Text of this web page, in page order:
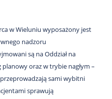
w Wieluniu wyposażony jest
nadzoru
są na Oddział na
oraz w trybie nagłym –
sami wybitni
sprawują